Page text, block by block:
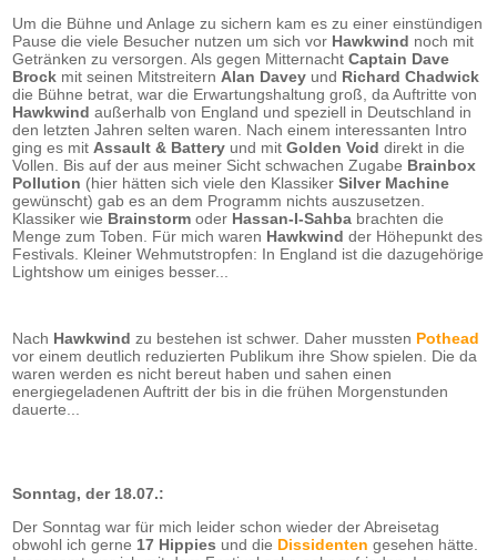
Um die Bühne und Anlage zu sichern kam es zu einer einstündigen
Pause die viele Besucher nutzen um sich vor Hawkwind noch mit
Getränken zu versorgen. Als gegen MitternachtCaptain Dave
Brock mit seinen MitstreiternAlan Davey und Richard Chadwick
die Bühne betrat, war die Erwartungshaltung groß, da Auftritte von
Hawkwind außerhalb von England und speziell in Deutschland in
den letzten Jahren selten waren. Nach einem interessanten Intro
ging es mitAssault & Battery und mitGolden Voiddirekt in die
Vollen. Bis auf der aus meiner Sicht schwachen Zugabe Brainbox
Pollution (hier hätten sich viele den KlassikerSilver Machine
gewünscht) gab es an dem Programm nichts auszusetzen.
Klassiker wie Brainstorm oder Hassan-I-Sahba brachten die
Menge zum Toben. Für mich waren Hawkwind der Höhepunkt des
Festivals. Kleiner Wehmutstropfen: In England ist die dazugehörige
Lightshow um einiges besser...
Nach Hawkwindzu bestehen ist schwer. Daher mussten Pothead
vor einem deutlich reduzierten Publikum ihre Show spielen. Die da
waren werden es nicht bereut haben und sahen einen
energiegeladenen Auftritt der bis in die frühen Morgenstunden
dauerte...
Sonntag, der 18.07.:
Der Sonntag war für mich leider schon wieder der Abreisetag
obwohl ich gerne 17 Hippies und die Dissidenten gesehen hätte.